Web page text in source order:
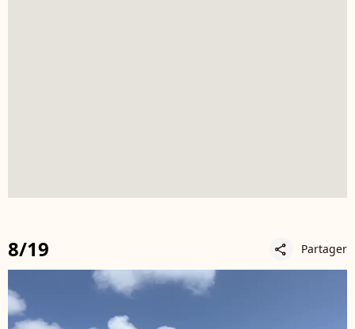
8/19 share Partager